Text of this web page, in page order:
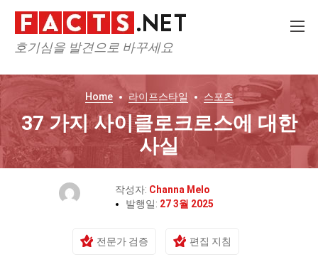
호기심을 발견으로 바꾸세요
Home 라이프스타일 스포츠
37 가지 사이클로크로스에 대한
사실
작성자: Channa Melo
발행일: 27 3월 2025
전문가 검증 편집 지침